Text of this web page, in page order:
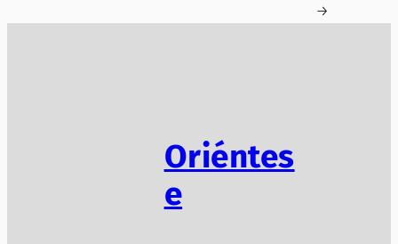
→
Oriéntes
e